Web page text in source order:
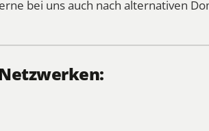
bei uns auch nach alternativen